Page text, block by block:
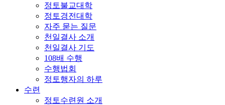
정토불교대학
정토경전대학
자주 묻는 질문
천일결사 소개
천일결사 기도
108배 수행
수행법회
정토행자의 하루
수련
정토수련원 소개